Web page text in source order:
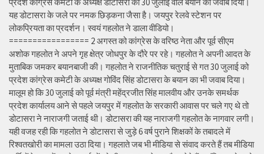
यह डोटासरा के जले पर नमक छिड़कना जैसा है। जयपुर रेलवे स्टेशन पर
लोकप्रियता का प्रदर्शन। स्वयं गहलोत ने डाला वीडियो।
================= 2 अगस्त को कांग्रेस के वरिष्ठ नेता और पूर्व सीएम
अशोक गहलोत ने अपने गृह क्षेत्र जोधपुर के दौरे पर रहे। गहलोत ने अपनी आदत के
मुताबिक जमकर बयानबाजी की। गहलोत ने राजनीतिक चतुराई से गत 30 जुलाई को
प्रदेश कांग्रेस कमेटी के अध्यक्ष गोविंद सिंह डोटासरा के बयान का भी जवाब दिया।
मालूम हो कि 30 जुलाई को पूर्व मंत्री महेंद्रजीत सिंह मालवीय और उनके समर्थक
प्रदेश कार्यालय आने से पहले जयपुर में गहलोत के सरकारी आवास पर चले गए थे तो
डोटासरा ने नाराजगी जताई थी। डोटासरा की यह नाराजगी गहलोत के नागवार लगी।
यही वजह रही कि गहलोत ने डोटासरा से जुड़े 6 वर्ष पुराने शिक्षकों के तबादले में
रिश्वतखोरी का मामला उठा दिया। गहलाते जब भी मीडिया से संवाद करते हैं तब मीडिया